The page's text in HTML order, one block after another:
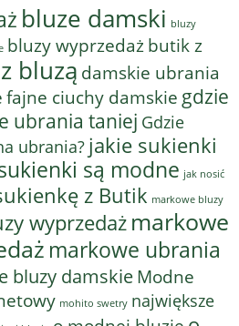
bluze damski bluzy
bluzy wyprzedaż butik z
bluzą damskie ubrania
fajne ciuchy damskie gdzie
ubrania taniej Gdzie
ubrania? jakie sukienki
są modne jak nosić
z Butik markowe bluzy
wyprzedaż markowe
markowe ubrania
bluzy damskie Modne
mohito swetry największe